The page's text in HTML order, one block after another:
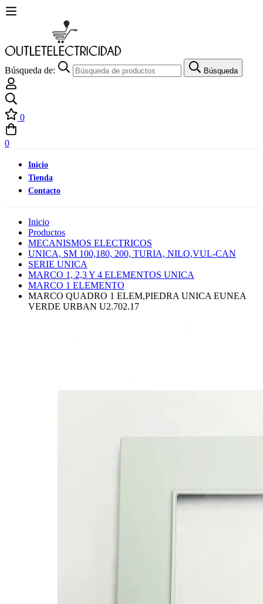
Búsqueda de: Búsqueda
0
0
Inicio
Tienda
Contacto
Inicio
Productos
MECANISMOS ELECTRICOS
UNICA, SM 100,180, 200, TURIA, NILO,VUL-CAN
SERIE UNICA
MARCO 1, 2,3 Y 4 ELEMENTOS UNICA
MARCO 1 ELEMENTO
MARCO QUADRO 1 ELEM,PIEDRA UNICA EUNEA
VERDE URBAN U2.702.17